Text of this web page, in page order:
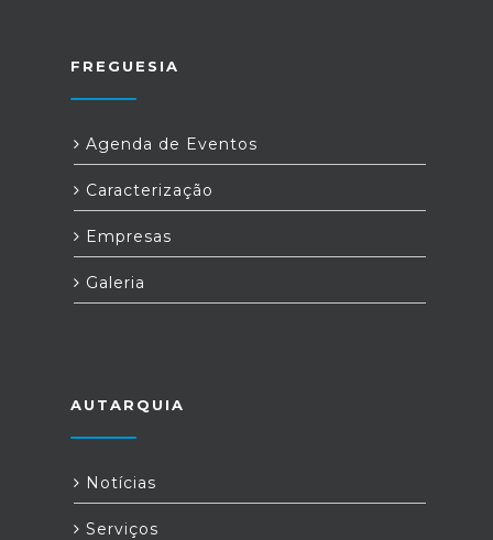
FREGUESIA
Agenda de Eventos
Caracterização
Empresas
Galeria
AUTARQUIA
Notícias
Serviços